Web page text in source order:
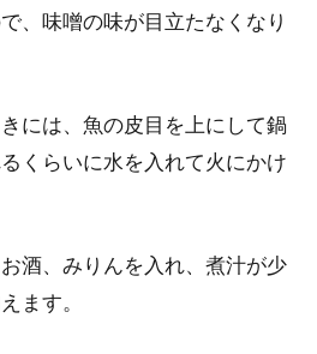
、味噌の味が目立たなくなり
には、魚の皮目を上にして鍋
くらいに水を入れて火にかけ
酒、みりんを入れ、煮汁が少
ます。